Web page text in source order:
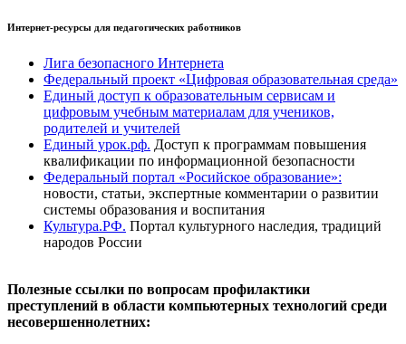
Интернет-ресурсы для педагогических работников
Лига безопасного Интернета
Федеральный проект «Цифровая образовательная среда»
Единый доступ к образовательным сервисам и
цифровым учебным материалам для учеников,
родителей и учителей
Единый урок.рф. Доступ к программам повышения
квалификации по информационной безопасности
Федеральный портал «Росийское образование»:
новости, статьи, экспертные комментарии о развитии
системы образования и воспитания
Культура.РФ. Портал культурного наследия, традиций
народов России
Полезные ссылки по вопросам профилактики
преступлений в области компьютерных технологий среди
несовершеннолетних: